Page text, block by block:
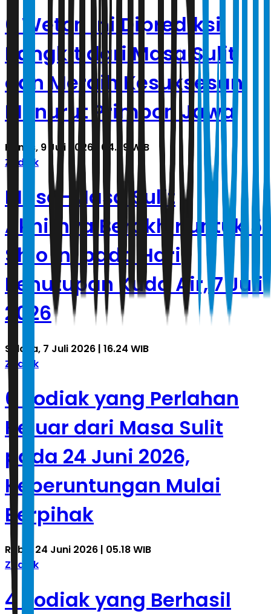
6 Weton Ini Diprediksi
Bangkit dari Masa Sulit
dan Meraih Kesuksesan
Menurut Primbon Jawa
Kamis, 9 Juli 2026 | 04.29 WIB
Zodiak
Masa-Masa Sulit
Akhirnya Berakhir untuk 5
Shio Ini pada Hari
Penutupan Kuda Air, 7 Juli
2026
Selasa, 7 Juli 2026 | 16.24 WIB
Zodiak
6 Zodiak yang Perlahan
Keluar dari Masa Sulit
pada 24 Juni 2026,
Keberuntungan Mulai
Berpihak
Rabu, 24 Juni 2026 | 05.18 WIB
Zodiak
4 Zodiak yang Berhasil